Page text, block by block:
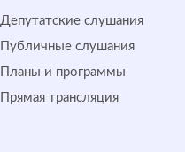
Депутатские слушания
Публичные слушания
Планы и программы
Прямая трансляция